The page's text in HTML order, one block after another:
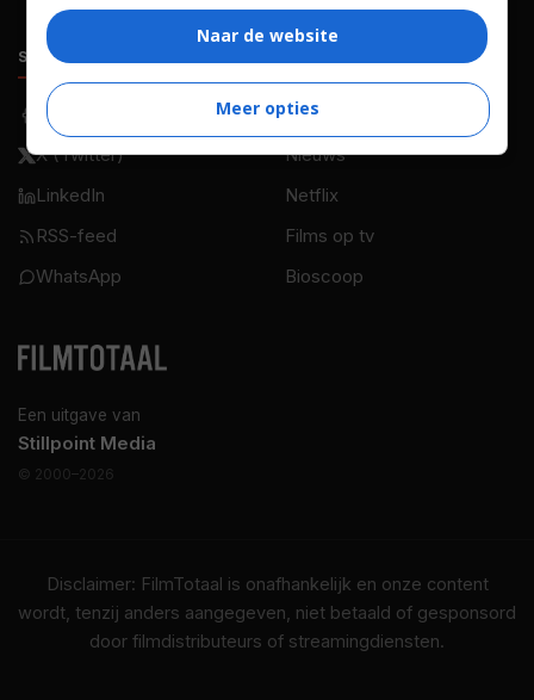
Een uitgave van
Stillpoint Media
© 2000–2026
SOCIALS
Facebook
X (Twitter)
LinkedIn
RSS-feed
WhatsApp
Recensies
Nieuws
Netflix
Films op tv
Bioscoop
Disclaimer: FilmTotaal is onafhankelijk en onze content
wordt, tenzij anders aangegeven, niet betaald of gesponsord
door filmdistributeurs of streamingdiensten.
Naar de website
Meer opties